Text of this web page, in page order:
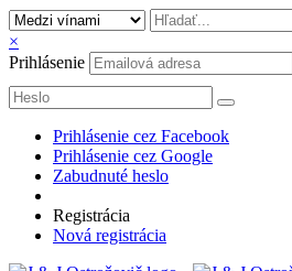
×
Prihlásenie
Prihlásenie cez Facebook
Prihlásenie cez Google
Zabudnuté heslo
Registrácia
Nová registrácia